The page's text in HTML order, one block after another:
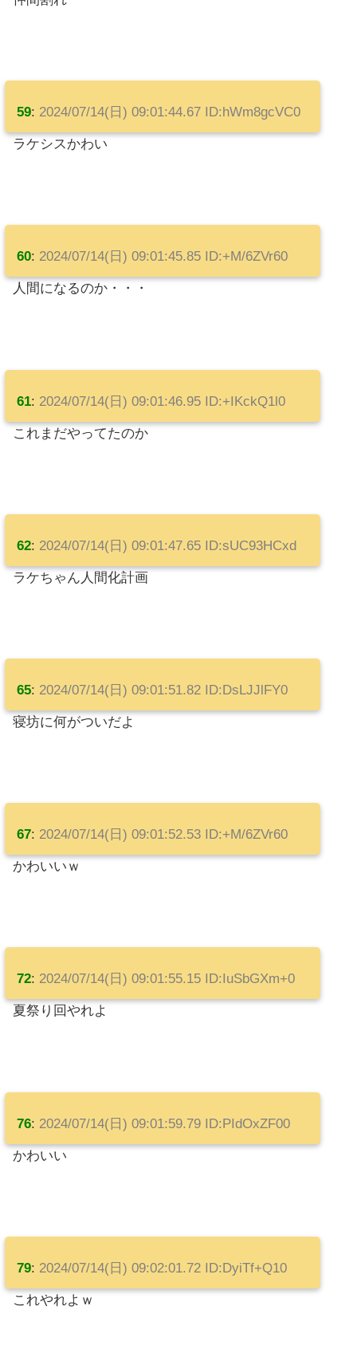
59: 2024/07/14(日) 09:01:44.67 ID:hWm8gcVC0
ラケシスかわい
60: 2024/07/14(日) 09:01:45.85 ID:+M/6ZVr60
人間になるのか・・・
61: 2024/07/14(日) 09:01:46.95 ID:+IKckQ1l0
これまだやってたのか
62: 2024/07/14(日) 09:01:47.65 ID:sUC93HCxd
ラケちゃん人間化計画
65: 2024/07/14(日) 09:01:51.82 ID:DsLJJlFY0
寝坊に何がついだよ
67: 2024/07/14(日) 09:01:52.53 ID:+M/6ZVr60
かわいいｗ
72: 2024/07/14(日) 09:01:55.15 ID:IuSbGXm+0
夏祭り回やれよ
76: 2024/07/14(日) 09:01:59.79 ID:PIdOxZF00
かわいい
79: 2024/07/14(日) 09:02:01.72 ID:DyiTf+Q10
これやれよｗ